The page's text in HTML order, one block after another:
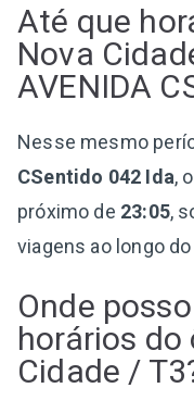
Até que
Nova
AVENIDA
Nesse mesmo
CSentido 042 Ida,
próximo de 23:05,
viagens ao longo do
Onde
horários do
Cidade /